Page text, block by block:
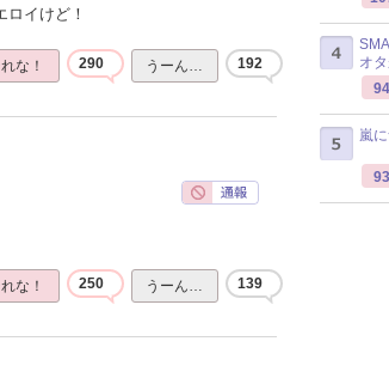
イけど！
な！ 290 うーん… 192
な！ 250 うーん… 139
オ
94
嵐
93